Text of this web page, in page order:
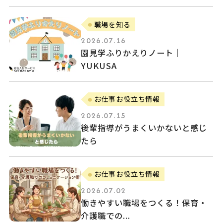
職場を知る
2026.07.16
園見学ふりかえりノート｜
YUKUSA
お仕事お役立ち情報
2026.07.15
後輩指導がうまくいかないと感じ
たら
お仕事お役立ち情報
2026.07.02
働きやすい職場をつくる！保育・
介護職での...